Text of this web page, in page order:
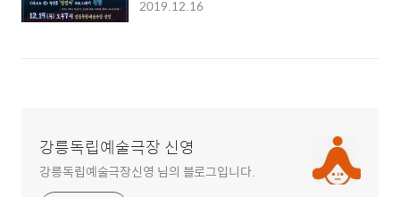
2019.12.16
강릉독립예술극장 신영
강릉독립예술극장신영 님의 블로그입니다.